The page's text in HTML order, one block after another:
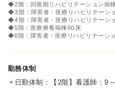
◆2階：回復期リハビリテーション病
◆3階：障害者・医療リハビリテーシ
◆4階：障害者・医療リハビリテーシ
◆5階：医療療養病棟60床
◆6階：障害者・医療リハビリテーシ
勤務体制
日勤体制：【2階】看護師：9